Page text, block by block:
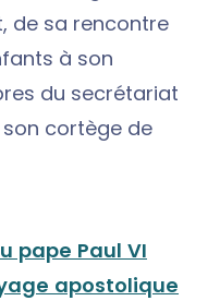
de sa rencontre
à son
du secrétariat
son cortège de
pape Paul VI
apostolique